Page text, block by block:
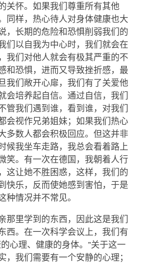
关怀。如果我们尊重所有其他
同样，热心待人对身体健康也大
，长期的危险和恐惧削弱我们的
们以自我为中心时，我们就会在
我们对他人就会有极其严重的不
和恐惧，进而又导致挫折感，最
我们敞开心扉，我们有了关爱他
会培养起自信。通过自信，我们
管我们遇到谁，看到谁，对我们
会视作兄弟姐妹；如果我们热心
多数人都会积极回应。但这并非
候我坐车走路，我总会看着路上
笑。有一次在德国，我朝着人行
这让她不胜困惑，这样，我们的
快乐，反而使她感到害怕，于是
种情况并不常见。
那里学到的东西，因此这是我们
西。在一次科学会议上，我们有
心理、健康的身体。”关于这一
，我们需要有一个安静的心理；